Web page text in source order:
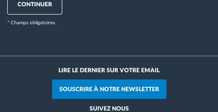
CONTINUER
* Champs obligatoires.
LIRE LE DERNIER SUR VOTRE EMAIL
SOUSCRIRE À NOTRE NEWSLETTER
SUIVEZ NOUS